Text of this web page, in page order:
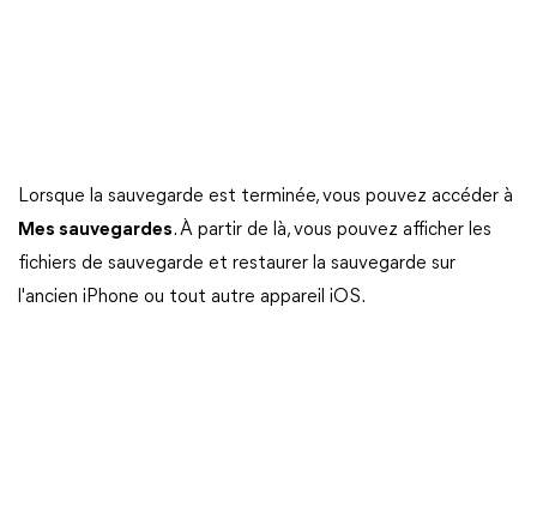
Lorsque la sauvegarde est terminée, vous pouvez accéder à
Mes sauvegardes. À partir de là, vous pouvez afficher les
fichiers de sauvegarde et restaurer la sauvegarde sur
l'ancien iPhone ou tout autre appareil iOS.